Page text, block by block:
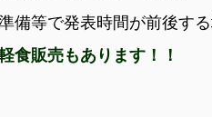
備等で発表時間が前後す
食販売もあります！！